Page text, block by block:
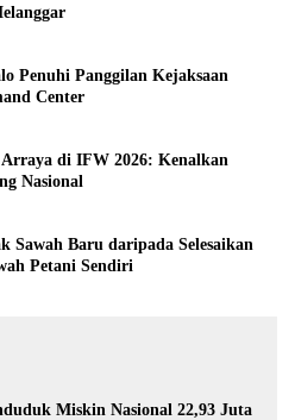
Penuhi Panggilan Kejaksaan
Center
di IFW 2026: Kenalkan
Nasional
Sawah Baru daripada Selesaikan
Petani Sendiri
Miskin Nasional 22,93 Juta